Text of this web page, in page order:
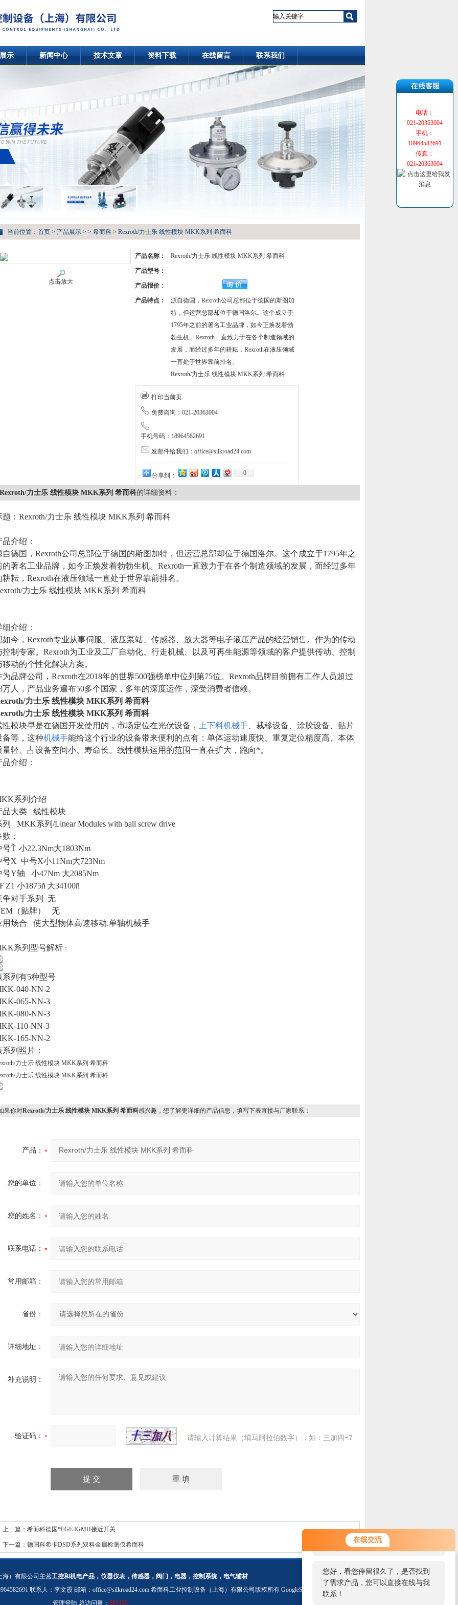
在线交流
您好！欢迎前来咨询，很高兴为您
服务，请问您要咨询什么问题呢？
您好，看您停留很久了，是否找到
了需求产品，您可以直接在线与我
联系！
示 新闻中心 技术文章 资料下载 在线留言 联系我们
当前位置： 首页 > 产品展示 > > 希而科 > Rexroth/力士乐 线性模块 MKK系列 希而科
点击放大
产品名称： Rexroth/力士乐 线性模块 MKK系列 希而科
产品型号：
产品报价：
产品特点：
源自德国，Rexroth公司总部位于德国的斯图加
特，但运营总部却位于德国洛尔。这个成立于
1795年之前的著名工业品牌，如今正焕发着勃
勃生机。Rexroth一直致力于在各个制造领域的
发展，而经过多年的耕耘，Rexroth在液压领域
一直处于世界靠前排名。
Rexroth/力士乐 线性模块 MKK系列 希而科
打印当前页
免费咨询：021-20363004
手机号码：18964582691
发邮件给我们：office@silkroad24.com
分享到： 0
Rexroth/力士乐 线性模块 MKK系列 希而科的详细资料：
： Rexroth/力士乐 线性模块 MKK系列 希而科
品介绍：
自德国，Rexroth公司总部位于德国的斯图加特，但运营总部却位于德国洛尔。这个成立于1795年之
的著名工业品牌，如今正焕发着勃勃生机。Rexroth一直致力于在各个制造领域的发展，而经过多年
耕耘，Rexroth在液压领域一直处于世界靠前排名。
/力士乐 线性模块 MKK系列 希而科
细介绍：
如今，Rexroth专业从事伺服、液压泵站、传感器、放大器等电子液压产品的经营销售。作为的传动
控制专家。Rexroth为工业及工厂自动化、行走机械、以及可再生能源等领域的客户提供传动、控制
移动的个性化解决方案。
为品牌公司，Rexroth在2018年的世界500强榜单中位列第75位。Rexroth品牌目前拥有工作人员超过
万人，产品业务遍布50多个国家，多年的深度运作，深受消费者信赖。
/力士乐 线性模块 MKK系列 希而科
/力士乐 线性模块 MKK系列 希而科
性模块早是在德国开发使用的，市场定位在光伏设备， 上下料机械手 、裁移设备、涂胶设备、贴片
备等，这种机械手能给这个行业的设备带来便利的点有：单体运动速度快、重复定位精度高、本体
量轻、占设备空间小、寿命长。 线性模块运用的范围一直在扩大，跑向*。
品介绍：
系列介绍
品大类 线性模块
列 MKK系列/Linear Modules with ball screw drive
：
号Ť 小22.3Nm大1803Nm
号X 中号X小11Nm大723Nm
号Y轴 小47Nm 大2085Nm
F Z1 小1875ñ 大34100ñ
争对手系列 无
（贴牌） 无
用场合 使大型物体高速移动.单轴机械手
系列型号解析 ：
系列有5种型号
040-NN-2
065-NN-3
080-NN-3
110-NN-3
165-NN-2
系列照片：
力士乐 线性模块 MKK系列 希而科
力士乐 线性模块 MKK系列 希而科
你对Rexroth/力士乐 线性模块 MKK系列 希而科感兴趣，想了解更详细的产品信息，填写下表直接与厂家联系：
产品：
您的单位：
您的姓名：
联系电话：
常用邮箱：
省份：
详细地址：
补充说明：
验证码： 请输入计算结果（填写阿拉伯数字），如：三加四=7
上一篇： 希而科德国*EGE IGMH接近开关
下一篇： 德国科希卡DSD系列双料金属检测仪希而科
海）有限公司主营工控和机电产品，仪器仪表，传感器，阀门，电器，控制系统，电气辅材
联系人：李文霞 邮箱： office@silkroad24.com 希而科工业控制设备（上海）有限公司版权所有 GoogleSitemap
管理登陆 总访问量： 307135
电话：
021-20363004
手机：
18964582691
传真：
021-20363004